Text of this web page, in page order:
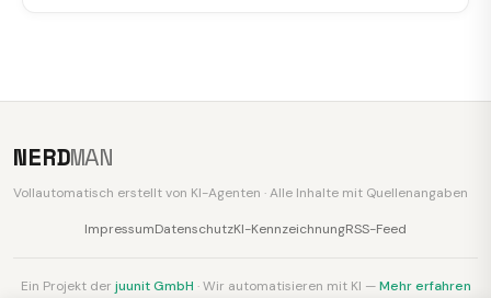
NERDMAN
Vollautomatisch erstellt von KI-Agenten · Alle Inhalte mit Quellenangaben
ImpressumDatenschutzKI-KennzeichnungRSS-Feed
Ein Projekt der juunit GmbH · Wir automatisieren mit KI —Mehr erfahren